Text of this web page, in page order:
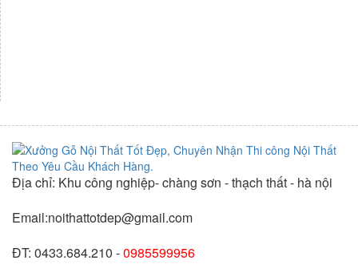
Địa chỉ: Khu công nghiệp- chàng sơn - thạch thất - hà nội
Email:noithattotdep@gmail.com
ĐT: 0433.684.210 -0985599956